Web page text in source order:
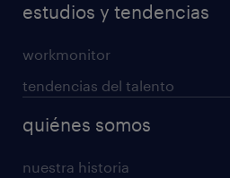
estudios y tendencias
workmonitor
tendencias del talento
quiénes somos
nuestra historia